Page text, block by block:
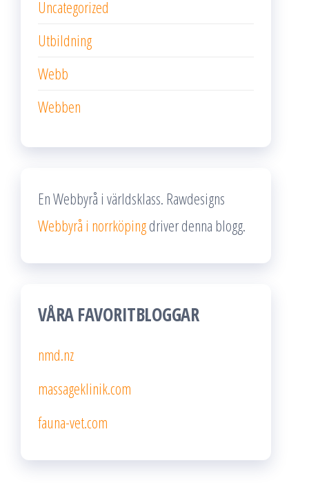
Uncategorized
Utbildning
Webb
Webben
En Webbyrå i världsklass. Rawdesigns
Webbyrå i norrköpingdriver denna blogg.
VÅRA FAVORITBLOGGAR
nmd.nz
massageklinik.com
fauna-vet.com